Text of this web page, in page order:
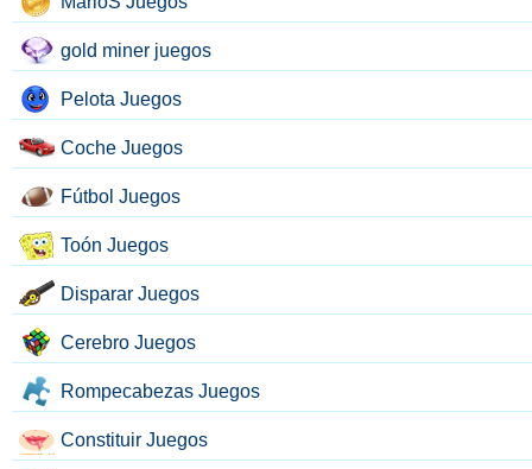
gold miner juegos
Pelota Juegos
Coche Juegos
Fútbol Juegos
Toón Juegos
Disparar Juegos
Cerebro Juegos
Rompecabezas Juegos
Constituir Juegos